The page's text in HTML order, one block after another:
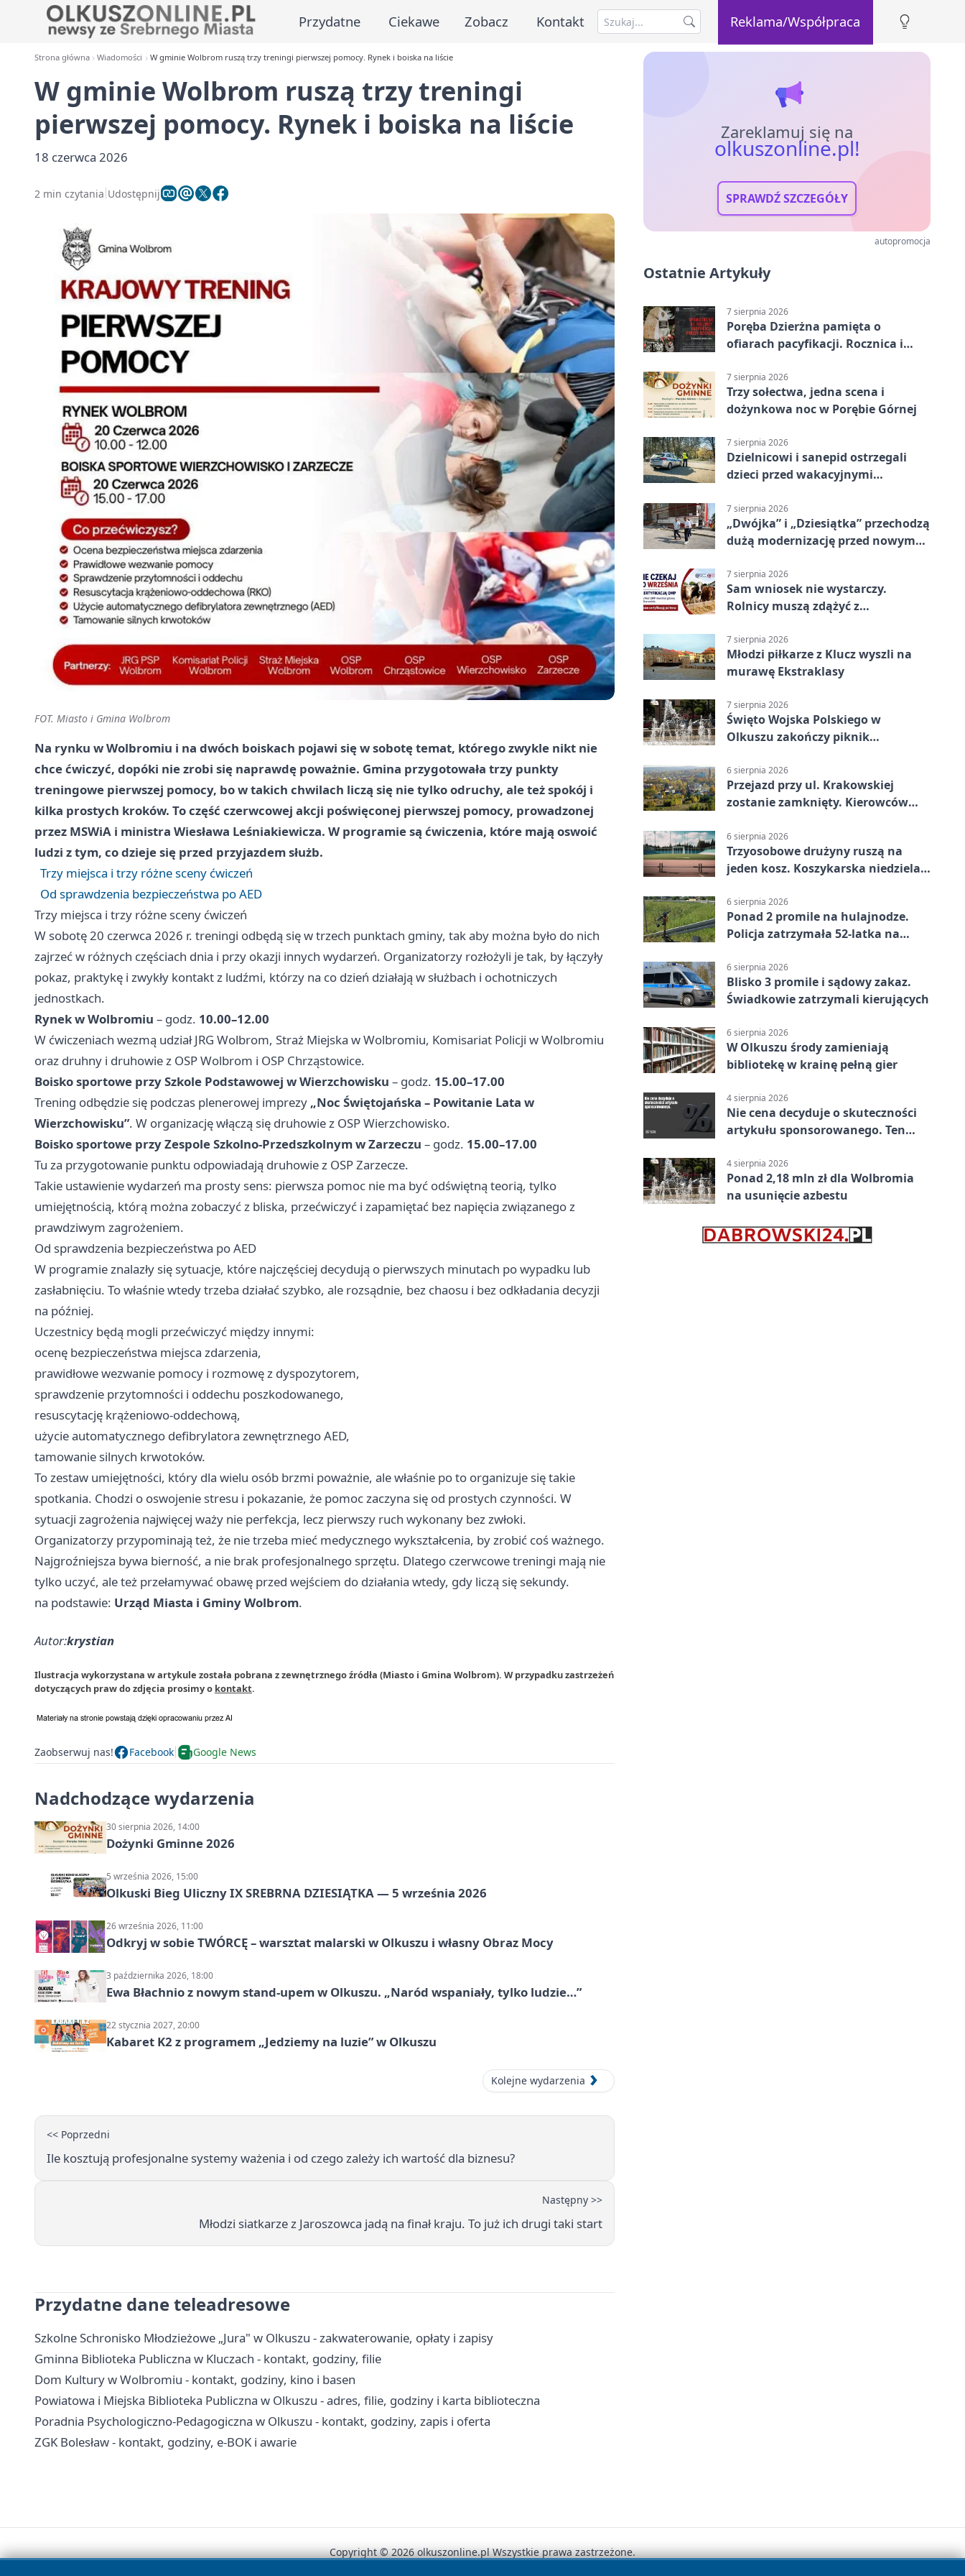
Przydatne Ciekawe Zobacz Kontakt Reklama/Współpraca
Strona główna Wiadomości W gminie Wolbrom ruszą trzy treningi pierwszej pomocy. Rynek i boiska na liście
W gminie Wolbrom ruszą trzy treningi
pierwszej pomocy. Rynek i boiska na liście
18 czerwca 2026
2 min czytania Udostępnij
FOT. Miasto i Gmina Wolbrom
Na rynku w Wolbromiu i na dwóch boiskach pojawi się w sobotę temat, którego zwykle nikt nie
chce ćwiczyć, dopóki nie zrobi się naprawdę poważnie. Gmina przygotowała trzy punkty
treningowe pierwszej pomocy, bo w takich chwilach liczą się nie tylko odruchy, ale też spokój i
kilka prostych kroków. To część czerwcowej akcji poświęconej pierwszej pomocy, prowadzonej
przez MSWiA i ministra Wiesława Leśniakiewicza. W programie są ćwiczenia, które mają oswoić
ludzi z tym, co dzieje się przed przyjazdem służb.
Trzy miejsca i trzy różne sceny ćwiczeń
Od sprawdzenia bezpieczeństwa po AED
Trzy miejsca i trzy różne sceny ćwiczeń
W sobotę 20 czerwca 2026 r. treningi odbędą się w trzech punktach gminy, tak aby można było do nich
zajrzeć w różnych częściach dnia i przy okazji innych wydarzeń. Organizatorzy rozłożyli je tak, by łączyły
pokaz, praktykę i zwykły kontakt z ludźmi, którzy na co dzień działają w służbach i ochotniczych
jednostkach.
Rynek w Wolbromiu – godz. 10.00–12.00
W ćwiczeniach wezmą udział JRG Wolbrom, Straż Miejska w Wolbromiu, Komisariat Policji w Wolbromiu
oraz druhny i druhowie z OSP Wolbrom i OSP Chrząstowice.
Boisko sportowe przy Szkole Podstawowej w Wierzchowisku – godz. 15.00–17.00
Trening odbędzie się podczas plenerowej imprezy „Noc Świętojańska – Powitanie Lata w
Wierzchowisku”. W organizację włączą się druhowie z OSP Wierzchowisko.
Boisko sportowe przy Zespole Szkolno-Przedszkolnym w Zarzeczu – godz. 15.00–17.00
Tu za przygotowanie punktu odpowiadają druhowie z OSP Zarzecze.
Takie ustawienie wydarzeń ma prosty sens: pierwsza pomoc nie ma być odświętną teorią, tylko
umiejętnością, którą można zobaczyć z bliska, przećwiczyć i zapamiętać bez napięcia związanego z
prawdziwym zagrożeniem.
Od sprawdzenia bezpieczeństwa po AED
W programie znalazły się sytuacje, które najczęściej decydują o pierwszych minutach po wypadku lub
zasłabnięciu. To właśnie wtedy trzeba działać szybko, ale rozsądnie, bez chaosu i bez odkładania decyzji
na później.
Uczestnicy będą mogli przećwiczyć między innymi:
ocenę bezpieczeństwa miejsca zdarzenia,
prawidłowe wezwanie pomocy i rozmowę z dyspozytorem,
sprawdzenie przytomności i oddechu poszkodowanego,
resuscytację krążeniowo-oddechową,
użycie automatycznego defibrylatora zewnętrznego AED,
tamowanie silnych krwotoków.
To zestaw umiejętności, który dla wielu osób brzmi poważnie, ale właśnie po to organizuje się takie
spotkania. Chodzi o oswojenie stresu i pokazanie, że pomoc zaczyna się od prostych czynności. W
sytuacji zagrożenia najwięcej waży nie perfekcja, lecz pierwszy ruch wykonany bez zwłoki.
Organizatorzy przypominają też, że nie trzeba mieć medycznego wykształcenia, by zrobić coś ważnego.
Najgroźniejsza bywa bierność, a nie brak profesjonalnego sprzętu. Dlatego czerwcowe treningi mają nie
tylko uczyć, ale też przełamywać obawę przed wejściem do działania wtedy, gdy liczą się sekundy.
na podstawie: Urząd Miasta i Gminy Wolbrom.
Autor:krystian
Ilustracja wykorzystana w artykule została pobrana z zewnętrznego źródła (Miasto i Gmina Wolbrom). W przypadku zastrzeżeń
dotyczących praw do zdjęcia prosimy o kontakt.
Zaobserwuj nas! Facebook Google News
Nadchodzące wydarzenia
30 sierpnia 2026, 14:00
Dożynki Gminne 2026
5 września 2026, 15:00
Olkuski Bieg Uliczny IX SREBRNA DZIESIĄTKA — 5 września 2026
26 września 2026, 11:00
Odkryj w sobie TWÓRCĘ – warsztat malarski w Olkuszu i własny Obraz Mocy
3 października 2026, 18:00
Ewa Błachnio z nowym stand-upem w Olkuszu. „Naród wspaniały, tylko ludzie…”
22 stycznia 2027, 20:00
Kabaret K2 z programem „Jedziemy na luzie” w Olkuszu
Kolejne wydarzenia
<< Poprzedni
Ile kosztują profesjonalne systemy ważenia i od czego zależy ich wartość dla biznesu?
Następny >>
Młodzi siatkarze z Jaroszowca jadą na finał kraju. To już ich drugi taki start
Przydatne dane teleadresowe
Szkolne Schronisko Młodzieżowe „Jura" w Olkuszu - zakwaterowanie, opłaty i zapisy
Gminna Biblioteka Publiczna w Kluczach - kontakt, godziny, filie
Dom Kultury w Wolbromiu - kontakt, godziny, kino i basen
Powiatowa i Miejska Biblioteka Publiczna w Olkuszu - adres, filie, godziny i karta biblioteczna
Poradnia Psychologiczno-Pedagogiczna w Olkuszu - kontakt, godziny, zapis i oferta
ZGK Bolesław - kontakt, godziny, e-BOK i awarie
Zareklamuj się na
olkuszonline.pl!
SPRAWDŹ SZCZEGÓŁY
autopromocja
Ostatnie Artykuły
7 sierpnia 2026
Poręba Dzierżna pamięta o
ofiarach pacyfikacji. Rocznica i
7 sierpnia 2026
Trzy sołectwa, jedna scena i
dożynkowa noc w Porębie Górnej
7 sierpnia 2026
Dzielnicowi i sanepid ostrzegali
dzieci przed wakacyjnymi
7 sierpnia 2026
„Dwójka” i „Dziesiątka” przechodzą
dużą modernizację przed nowym
7 sierpnia 2026
Sam wniosek nie wystarczy.
Rolnicy muszą zdążyć z
7 sierpnia 2026
Młodzi piłkarze z Klucz wyszli na
murawę Ekstraklasy
7 sierpnia 2026
Święto Wojska Polskiego w
Olkuszu zakończy piknik
6 sierpnia 2026
Przejazd przy ul. Krakowskiej
zostanie zamknięty. Kierowców
6 sierpnia 2026
Trzyosobowe drużyny ruszą na
jeden kosz. Koszykarska niedziela
6 sierpnia 2026
Ponad 2 promile na hulajnodze.
Policja zatrzymała 52-latka na
6 sierpnia 2026
Blisko 3 promile i sądowy zakaz.
Świadkowie zatrzymali kierujących
6 sierpnia 2026
W Olkuszu środy zamieniają
bibliotekę w krainę pełną gier
4 sierpnia 2026
Nie cena decyduje o skuteczności
artykułu sponsorowanego. Ten
4 sierpnia 2026
Ponad 2,18 mln zł dla Wolbromia
na usunięcie azbestu
Copyright © 2026 olkuszonline.pl Wszystkie prawa zastrzeżone.